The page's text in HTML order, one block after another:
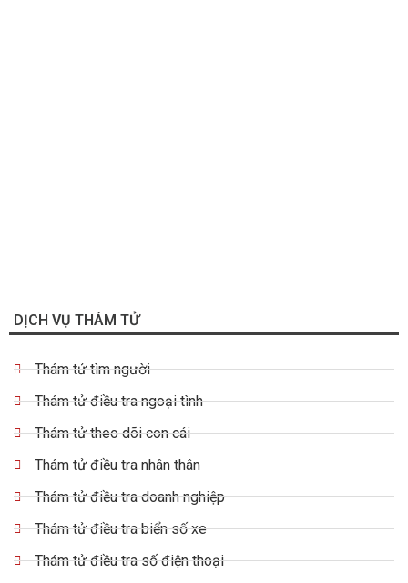
DỊCH VỤ THÁM TỬ
Thám tử tìm người
Thám tử điều tra ngoại tình
Thám tử theo dõi con cái
Thám tử điều tra nhân thân
Thám tử điều tra doanh nghiệp
Thám tử điều tra biển số xe
Thám tử điều tra số điện thoại